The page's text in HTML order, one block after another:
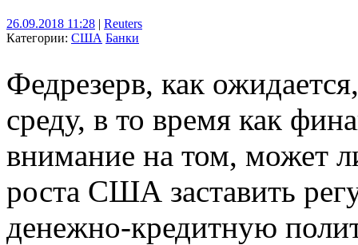
26.09.2018 11:28 | Reuters
Категории: США Банки
Федрезерв, как
среду, в то время как
внимание на том, может
роста США заставить
денежно-кредитную